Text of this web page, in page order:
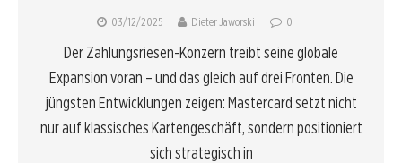
03/12/2025 Dieter Jaworski 0
Der Zahlungsriesen-Konzern treibt seine globale
Expansion voran – und das gleich auf drei Fronten. Die
jüngsten Entwicklungen zeigen: Mastercard setzt nicht
nur auf klassisches Kartengeschäft, sondern positioniert
sich strategisch in